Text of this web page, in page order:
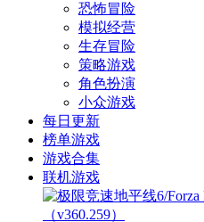
恐怖冒险
模拟经营
生存冒险
策略游戏
角色扮演
小众游戏
每日更新
榜单游戏
游戏合集
联机游戏